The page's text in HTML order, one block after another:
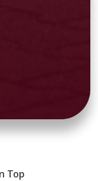
Top